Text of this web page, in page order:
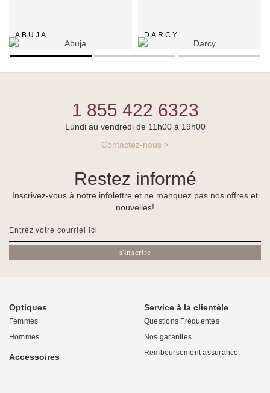
ABUJA DARCY
1 855 422 6323
Lundi au vendredi de 11h00 à 19h00
Contactez-nous >
Restez informé
Inscrivez-vous à notre infolettre et ne manquez pas nos offres et
nouvelles!
s'inscrire
Optiques
Femmes
Hommes
Accessoires
Service à la clientèle
Questions Fréquentes
Nos garanties
Remboursement assurance